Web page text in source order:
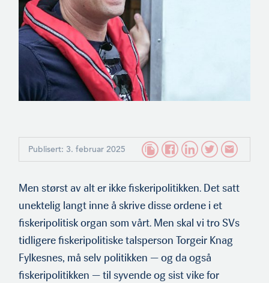
Publisert: 3. februar 2025
Men størst av alt er ikke fiskeripolitikken. Det satt
unektelig langt inne å skrive disse ordene i et
fiskeripolitisk organ som vårt. Men skal vi tro SVs
tidligere fiskeripolitiske talsperson Torgeir Knag
Fylkesnes, må selv politikken — og da også
fiskeripolitikken — til syvende og sist vike for